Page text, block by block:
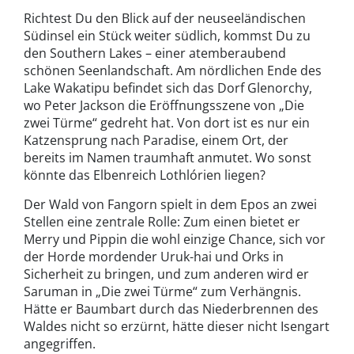
Richtest Du den Blick auf der neuseeländischen
Südinsel ein Stück weiter südlich, kommst Du zu
den Southern Lakes – einer atemberaubend
schönen Seenlandschaft. Am nördlichen Ende des
Lake Wakatipu befindet sich das Dorf Glenorchy,
wo Peter Jackson die Eröffnungsszene von „Die
zwei Türme“ gedreht hat. Von dort ist es nur ein
Katzensprung nach Paradise, einem Ort, der
bereits im Namen traumhaft anmutet. Wo sonst
könnte das Elbenreich Lothlórien liegen?
Der Wald von Fangorn spielt in dem Epos an zwei
Stellen eine zentrale Rolle: Zum einen bietet er
Merry und Pippin die wohl einzige Chance, sich vor
der Horde mordender Uruk-hai und Orks in
Sicherheit zu bringen, und zum anderen wird er
Saruman in „Die zwei Türme“ zum Verhängnis.
Hätte er Baumbart durch das Niederbrennen des
Waldes nicht so erzürnt, hätte dieser nicht Isengart
angegriffen.